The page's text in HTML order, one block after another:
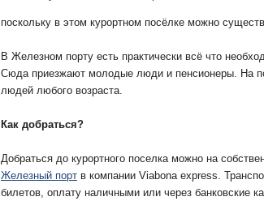
поскольку в этом курортном посёлке можно
В Железном порту есть практически всё что
Сюда приезжают молодые люди и пенсионеры. На
людей любого возраста.
Как добраться?
Добраться до курортного поселка можно на
Железный порт в компании Viabona express.
билетов, оплату наличными или через банковские